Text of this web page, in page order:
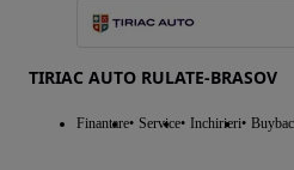
TIRIAC AUTO RULATE-BRASOV
Finantare Service Inchirieri